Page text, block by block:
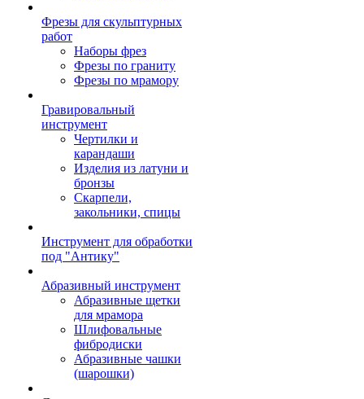
Фрезы для скульптурных
работ
Наборы фрез
Фрезы по граниту
Фрезы по мрамору
Гравировальный
инструмент
Чертилки и
карандаши
Изделия из латуни и
бронзы
Скарпели,
закольники, спицы
Инструмент для обработки
под "Антику"
Абразивный инструмент
Абразивные щетки
для мрамора
Шлифовальные
фибродиски
Абразивные чашки
(шарошки)